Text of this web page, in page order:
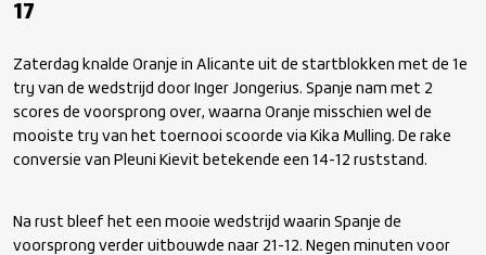
17
Zaterdag knalde Oranje in Alicante uit de startblokken met de 1e
try van de wedstrijd door Inger Jongerius. Spanje nam met 2
scores de voorsprong over, waarna Oranje misschien wel de
mooiste try van het toernooi scoorde via Kika Mulling. De rake
conversie van Pleuni Kievit betekende een 14-12 ruststand.
Na rust bleef het een mooie wedstrijd waarin Spanje de
voorsprong verder uitbouwde naar 21-12. Negen minuten voor